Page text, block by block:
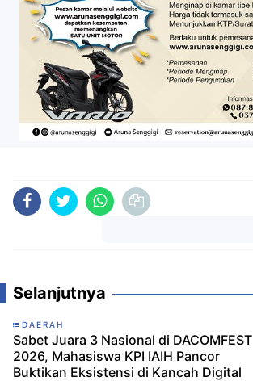
Selanjutnya
DAERAH
Sabet Juara 3 Nasional di DACOMFEST
2026, Mahasiswa KPI IAIH Pancor
Buktikan Eksistensi di Kancah Digital